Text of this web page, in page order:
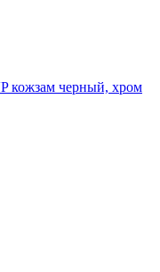
кожзам черный, хром